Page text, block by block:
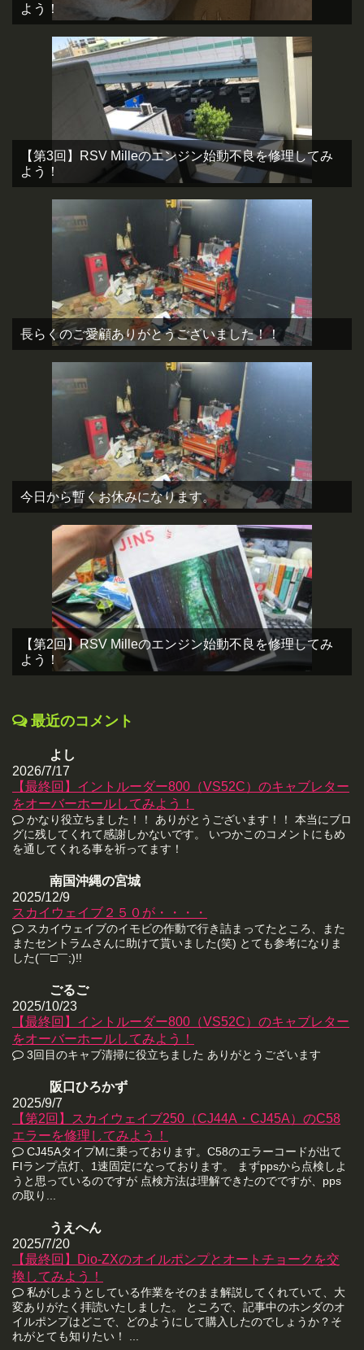
よう！
【第3回】RSV Milleのエンジン始動不良を修理してみ
よう！
長らくのご愛顧ありがとうございました！！
今日から暫くお休みになります。
【第2回】RSV Milleのエンジン始動不良を修理してみ
よう！
最近のコメント
よし
2026/7/17
【最終回】イントルーダー800（VS52C）のキャブレター
をオーバーホールしてみよう！
かなり役立ちました！！ ありがとうございます！！ 本当にブロ
グに残してくれて感謝しかないです。 いつかこのコメントにもめ
を通してくれる事を祈ってます！
南国沖縄の宮城
2025/12/9
スカイウェイブ２５０が・・・・
スカイウェイブのイモビの作動で行き詰まってたところ、また
またセントラムさんに助けて貰いました(笑) とても参考になりま
した(￣□￣;)!!
ごるご
2025/10/23
【最終回】イントルーダー800（VS52C）のキャブレター
をオーバーホールしてみよう！
3回目のキャブ清掃に役立ちました ありがとうございます
阪口ひろかず
2025/9/7
【第2回】スカイウェイブ250（CJ44A・CJ45A）のC58
エラーを修理してみよう！
CJ45AタイプMに乗っております。C58のエラーコードが出て
FIランプ点灯、1速固定になっております。 まずppsから点検しよ
うと思っているのですが 点検方法は理解できたのでですが、pps
の取り...
うえへん
2025/7/20
【最終回】Dio-ZXのオイルポンプとオートチョークを交
換してみよう！
私がしようとしている作業をそのまま解説してくれていて、大
変ありがたく拝読いたしました。 ところで、記事中のホンダのオ
イルポンプはどこで、どのようにして購入したのでしょうか？そ
れがとても知りたい！ ...